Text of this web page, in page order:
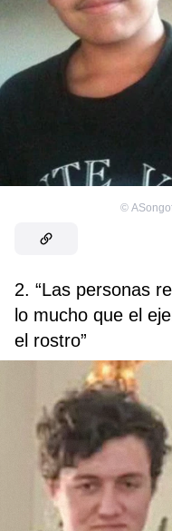
©
2. “Las personas
lo mucho que el
el rostro”